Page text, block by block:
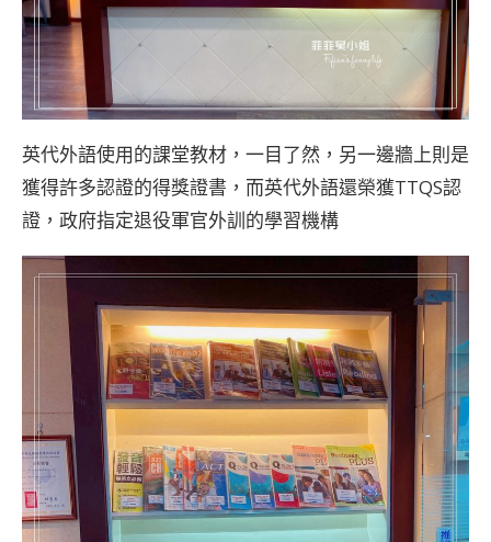
英代外語使用的課堂教材，一目了然，另一邊牆上則是
獲得許多認證的得獎證書，而英代外語還榮獲TTQS認
證，政府指定退役軍官外訓的學習機構